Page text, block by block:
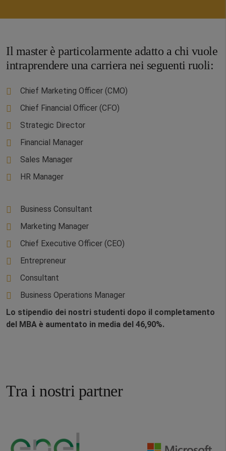
Il master è particolarmente adatto a chi vuole
intraprendere una carriera nei seguenti ruoli:
Chief Marketing Officer (CMO)
Chief Financial Officer (CFO)
Strategic Director
Financial Manager
Sales Manager
HR Manager
Business Consultant
Marketing Manager
Chief Executive Officer (CEO)
Entrepreneur
Consultant
Business Operations Manager
Lo stipendio dei nostri studenti dopo il completamento
del MBA è aumentato in media del 46,90%.
Tra i nostri partner